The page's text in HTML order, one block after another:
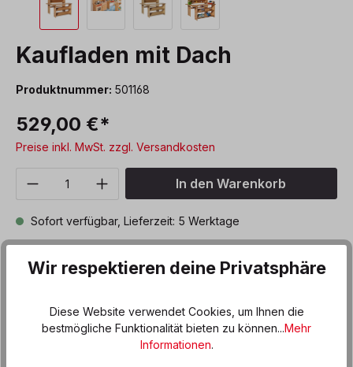
Kaufladen mit Dach
Produktnummer: 501168
529,00 €*
Preise inkl. MwSt. zzgl. Versandkosten
Produkt Anzahl: Gib denIn den Warenkorb
Sofort verfügbar, Lieferzeit: 5 Werktage
Beschreibung
Der Glückskäfer Kinder-Kaufladen aus massivem, geöltem
Wir respektieren deine Privatsphäre
Diese Website verwendet Cookies, um Ihnen die
bestmögliche Funktionalität bieten zu können...Mehr
Informationen.